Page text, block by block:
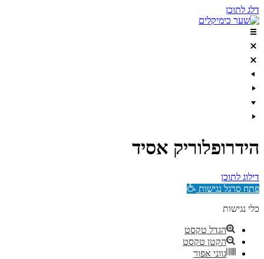
דלג לתוכן
הידרופלוריק אסיד
דילוג לתוכן
פתח סרגל נגישות
כלי נגישות
הגדל טקסט
הקטן טקסט
גווני אפור